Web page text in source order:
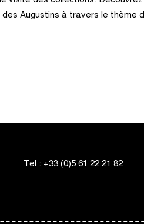
Augustins à travers le thème
Tel : +33 (0)5 61 22 21 82